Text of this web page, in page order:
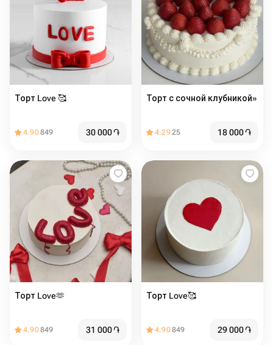
Торт Love 🥰
4.90849 30 000֏
Торт с сочной клубникой»
4.2925 18 000֏
Торт Love🫶️
4.90849 31 000֏
Торт Love🥰
4.90849 29 000֏